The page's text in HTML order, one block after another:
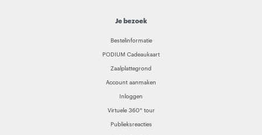
Je bezoek
Bestelinformatie
PODIUM Cadeaukaart
Zaalplattegrond
Account aanmaken
Inloggen
Virtuele 360° tour
Publieksreacties